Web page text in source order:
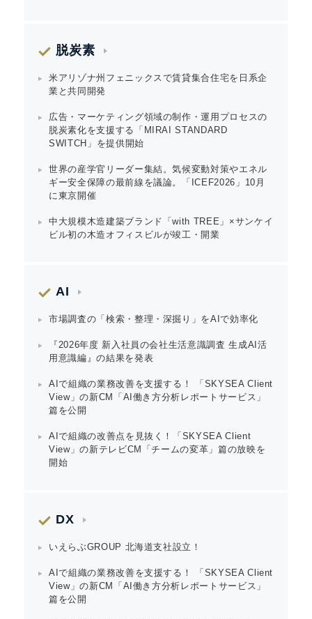
脱炭素
米アリゾナ州フェニックスで賃貸集合住宅を日系企
業と共同開発
広告・マーケティング領域の制作・運用プロセスの
脱炭素化を支援する「MIRAI STANDARD
SWITCH」を提供開始
世界の産学官リーダー集結。気候変動対策やエネル
ギー安全保障の最前線を議論。「ICEF2026」10月
に東京開催
中大規模木造建築ブランド「with TREE」×サンケイ
ビル初の木造オフィスビルが竣工・開業
AI
市場調査の「検索・整理・深掘り」をAIで効率化
『2026年度 新入社員の会社生活意識調査 生成AI活
用意識編』の結果を発表
AIで組織の業務改善を支援する！ 「SKYSEA Client
View」の新CM「AI働き方分析レポートサービス」
篇を公開
AIで組織の改善点を見抜く！「SKYSEA Client
View」の新テレビCM「チームの変革」篇の放映を
開始
DX
いえらぶGROUP 北海道支社設立！
AIで組織の業務改善を支援する！ 「SKYSEA Client
View」の新CM「AI働き方分析レポートサービス」
篇を公開
Japanese